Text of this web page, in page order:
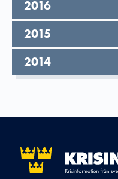
År,
2016
År,
2015
År,
2014